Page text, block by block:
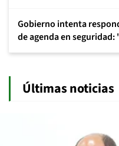
Gobierno intenta
de agenda en
Últimas noticias